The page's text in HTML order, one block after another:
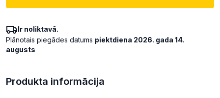
Ir noliktavā.
Plānotais piegādes datums piektdiena 2026. gada 14.
augusts
Produkta informācija